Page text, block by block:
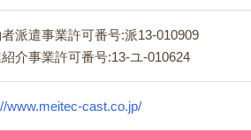
派遣事業許可番号:派13-010909
介事業許可番号:13-ユ-010624
www.meitec-cast.co.jp/